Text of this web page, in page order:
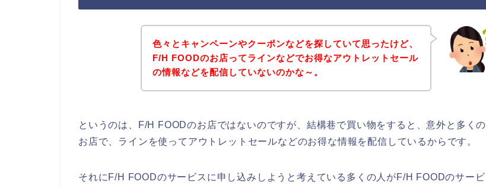
色々とキャンペーンやクーポンなどを探していて思ったけど、
F/H FOODのお店ってラインなどでお得なアウトレットセール
の情報などを配信していないのかな～。
というのは、F/H FOODのお店ではないのですが、結構巷で買い物をすると、意外と多くの
お店で、ラインを使ってアウトレットセールなどのお得な情報を配信しているからです。
それにF/H FOODのサービスに申し込みしようと考えている多くの人がF/H FOODのサービ